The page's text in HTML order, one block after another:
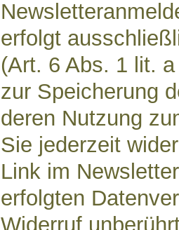
erfolgt
(Art. 6 Abs. 1 lit.
zur Speicherung
deren Nutzung
Sie jederzeit
Link im
erfolgten
Widerruf